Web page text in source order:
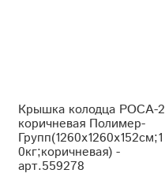
Крышка колодца РОСА-2
коричневая Полимер-
Групп(1260x1260x152см;1
0кг;коричневая) -
арт.559278